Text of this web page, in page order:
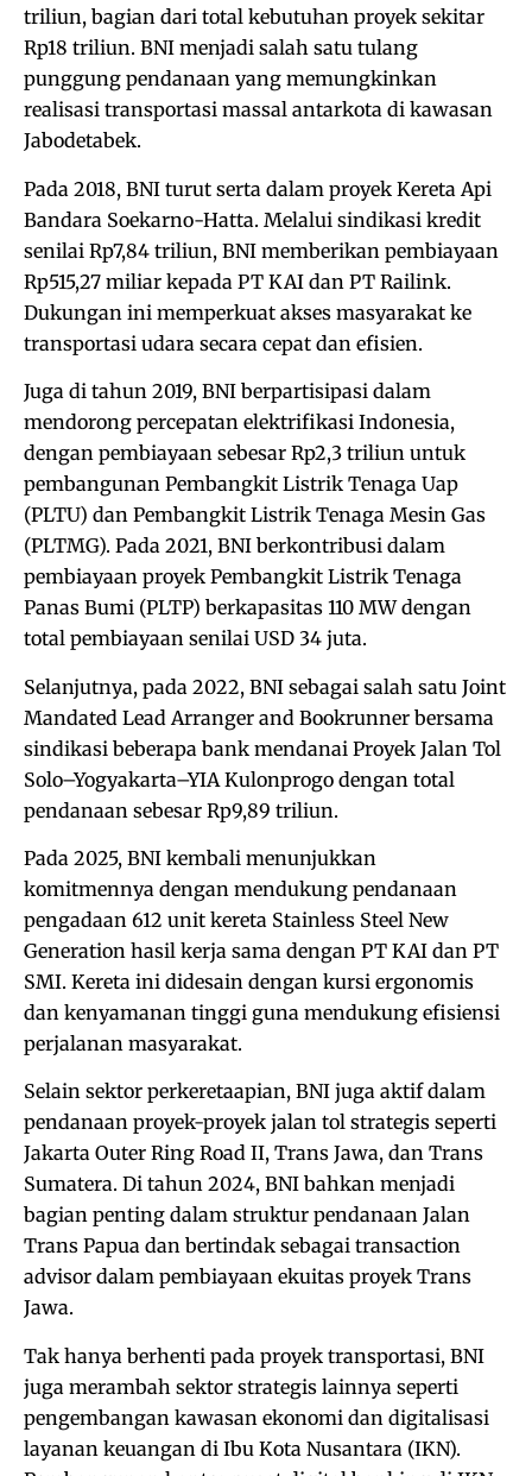
triliun, bagian dari total kebutuhan proyek sekitar
Rp18 triliun. BNI menjadi salah satu tulang
punggung pendanaan yang memungkinkan
realisasi transportasi massal antarkota di kawasan
Jabodetabek.
Pada 2018, BNI turut serta dalam proyek Kereta Api
Bandara Soekarno-Hatta. Melalui sindikasi kredit
senilai Rp7,84 triliun, BNI memberikan pembiayaan
Rp515,27 miliar kepada PT KAI dan PT Railink.
Dukungan ini memperkuat akses masyarakat ke
transportasi udara secara cepat dan efisien.
Juga di tahun 2019, BNI berpartisipasi dalam
mendorong percepatan elektrifikasi Indonesia,
dengan pembiayaan sebesar Rp2,3 triliun untuk
pembangunan Pembangkit Listrik Tenaga Uap
(PLTU) dan Pembangkit Listrik Tenaga Mesin Gas
(PLTMG). Pada 2021, BNI berkontribusi dalam
pembiayaan proyek Pembangkit Listrik Tenaga
Panas Bumi (PLTP) berkapasitas 110 MW dengan
total pembiayaan senilai USD 34 juta.
Selanjutnya, pada 2022, BNI sebagai salah satu Joint
Mandated Lead Arranger and Bookrunner bersama
sindikasi beberapa bank mendanai Proyek Jalan Tol
Solo–Yogyakarta–YIA Kulonprogo dengan total
pendanaan sebesar Rp9,89 triliun.
Pada 2025, BNI kembali menunjukkan
komitmennya dengan mendukung pendanaan
pengadaan 612 unit kereta Stainless Steel New
Generation hasil kerja sama dengan PT KAI dan PT
SMI. Kereta ini didesain dengan kursi ergonomis
dan kenyamanan tinggi guna mendukung efisiensi
perjalanan masyarakat.
Selain sektor perkeretaapian, BNI juga aktif dalam
pendanaan proyek-proyek jalan tol strategis seperti
Jakarta Outer Ring Road II, Trans Jawa, dan Trans
Sumatera. Di tahun 2024, BNI bahkan menjadi
bagian penting dalam struktur pendanaan Jalan
Trans Papua dan bertindak sebagai transaction
advisor dalam pembiayaan ekuitas proyek Trans
Jawa.
Tak hanya berhenti pada proyek transportasi, BNI
juga merambah sektor strategis lainnya seperti
pengembangan kawasan ekonomi dan digitalisasi
layanan keuangan di Ibu Kota Nusantara (IKN).